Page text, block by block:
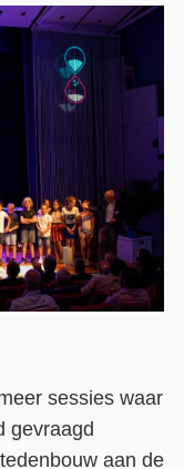
sessies waar
gevraagd
aan de